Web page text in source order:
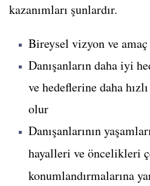
kazanımları şunlardır.
Bireysel vizyon ve
Danışanların daha iyi
ve hedeflerine daha
olur
Danışanlarının
hayalleri ve öncelikleri
konumlandırmalarına